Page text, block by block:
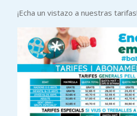
¡Echa un vistazo a nuestras